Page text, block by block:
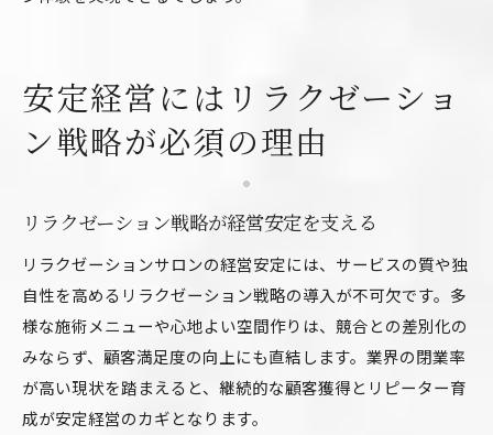
安定経営にはリラクゼーショ
ン戦略が必須の理由
リラクゼーション戦略が経営安定を支える
リラクゼーションサロンの経営安定には、サービスの質や独
自性を高めるリラクゼーション戦略の導入が不可欠です。多
様な施術メニューや心地よい空間作りは、競合との差別化の
みならず、顧客満足度の向上にも直結します。業界の閉業率
が高い現状を踏まえると、継続的な顧客獲得とリピーター育
成が安定経営のカギとなります。